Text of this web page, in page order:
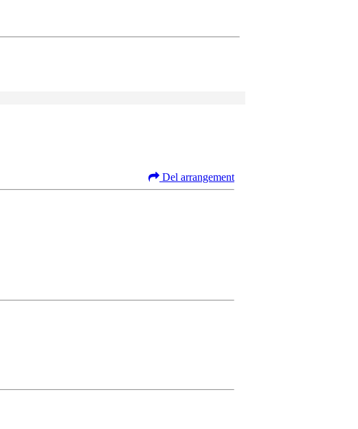
Del arrangement